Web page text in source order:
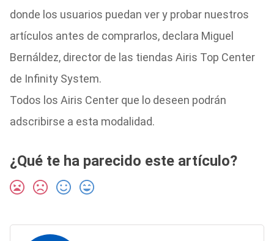
donde los usuarios puedan ver y probar nuestros
artículos antes de comprarlos, declara Miguel
Bernáldez, director de las tiendas Airis Top Center
de Infinity System.
Todos los Airis Center que lo deseen podrán
adscribirse a esta modalidad.
¿Qué te ha parecido este artículo?